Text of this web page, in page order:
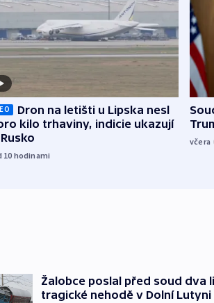
Dron na letišti u Lipska nesl
kilo trhaviny, indicie ukazují
10 hodinami
včera
Žalobce poslal před soud dva
tragické nehodě v Dolní Lutyni